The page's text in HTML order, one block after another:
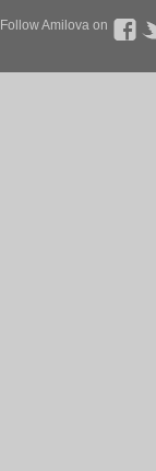
Follow Amilova on